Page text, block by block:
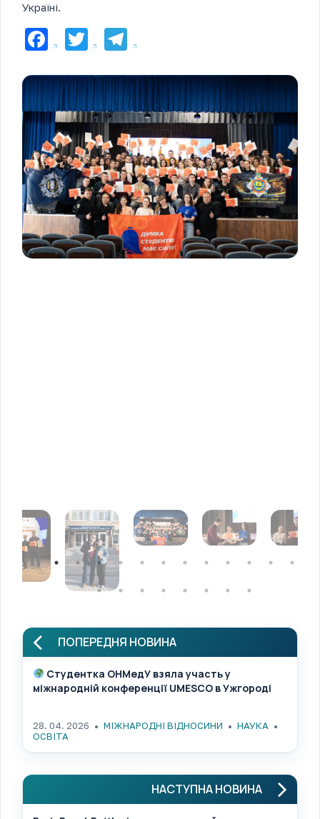
Україні.
Facebook
TwitterTelegram
ПОПЕРЕДНЯ НОВИНА
Студентка ОНМедУ взяла участь у
міжнародній конференції UMESCO в Ужгороді​​​​​​​​​​​​​​​​
28. 04. 2026 МІЖНАРОДНІ ВІДНОСИНИ
НАУКА
ОСВІТА
НАСТУПНА НОВИНА